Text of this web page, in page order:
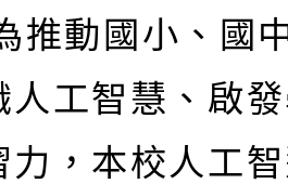
動國小、國
人工智慧、啟
力，本校人工